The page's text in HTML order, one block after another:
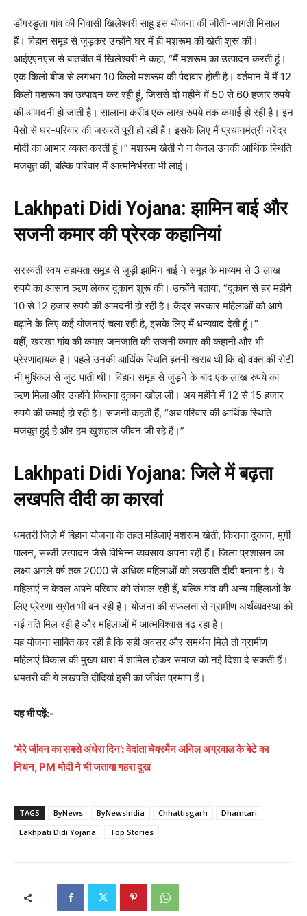
डोंगरडुला गांव की निवासी खिलेश्वरी साहू इस योजना की जीती-जागती मिसाल
हैं। विहान समूह से जुड़कर उन्होंने घर में ही मशरूम की खेती शुरू की।
आईएएनएस से बातचीत में खिलेश्वरी ने कहा, “मैं मशरूम का उत्पादन करती हूं।
एक किलो बीज से लगभग 10 किलो मशरूम की पैदावार होती है। वर्तमान में मैं 12
किलो मशरूम का उत्पादन कर रही हूं, जिससे दो महीने में 50 से 60 हजार रुपये
की आमदनी हो जाती है। सालाना करीब एक लाख रुपये तक कमाई हो रही है। इन
पैसों से घर-परिवार की जरूरतें पूरी हो रही हैं। इसके लिए मैं प्रधानमंत्री नरेंद्र
मोदी का आभार व्यक्त करती हूं।” मशरूम खेती ने न केवल उनकी आर्थिक स्थिति
मजबूत की, बल्कि परिवार में आत्मनिर्भरता भी लाई।
Lakhpati Didi Yojana: झामिन बाई और
सजनी कमार की प्रेरक कहानियां
सरस्वती स्वयं सहायता समूह से जुड़ी झामिन बाई ने समूह के माध्यम से 3 लाख
रुपये का आसान ऋण लेकर दुकान शुरू की। उन्होंने बताया, “दुकान से हर महीने
10 से 12 हजार रुपये की आमदनी हो रही है। केंद्र सरकार महिलाओं को आगे
बढ़ाने के लिए कई योजनाएं चला रही है, इसके लिए मैं धन्यवाद देती हूं।”
वहीं, खरखा गांव की कमार जनजाति की सजनी कमार की कहानी और भी
प्रेरणादायक है। पहले उनकी आर्थिक स्थिति इतनी खराब थी कि दो वक्त की रोटी
भी मुश्किल से जुट पाती थी। विहान समूह से जुड़ने के बाद एक लाख रुपये का
ऋण मिला और उन्होंने किराना दुकान खोल ली। अब महीने में 12 से 15 हजार
रुपये की कमाई हो रही है। सजनी कहती हैं, “अब परिवार की आर्थिक स्थिति
मजबूत हुई है और हम खुशहाल जीवन जी रहे हैं।”
Lakhpati Didi Yojana: जिले में बढ़ता
लखपति दीदी का कारवां
धमतरी जिले में बिहान योजना के तहत महिलाएं मशरूम खेती, किराना दुकान, मुर्गी
पालन, सब्जी उत्पादन जैसे विभिन्न व्यवसाय अपना रही हैं। जिला प्रशासन का
लक्ष्य अगले वर्ष तक 2000 से अधिक महिलाओं को लखपति दीदी बनाना है। ये
महिलाएं न केवल अपने परिवार को संभाल रही हैं, बल्कि गांव की अन्य महिलाओं के
लिए प्रेरणा स्रोत भी बन रही हैं। योजना की सफलता से ग्रामीण अर्थव्यवस्था को
नई गति मिल रही है और महिलाओं में आत्मविश्वास बढ़ रहा है।
यह योजना साबित कर रही है कि सही अवसर और समर्थन मिले तो ग्रामीण
महिलाएं विकास की मुख्य धारा में शामिल होकर समाज को नई दिशा दे सकती हैं।
धमतरी की ये लखपति दीदियां इसी का जीवंत प्रमाण हैं।
यह भी पढ़ें:-
‘मेरे जीवन का सबसे अंधेरा दिन’: वेदांता चेयरमैन अनिल अग्रवाल के बेटे का
निधन, PM मोदी ने भी जताया गहरा दुख
TAGS ByNews ByNewsIndia Chhattisgarh
Dhamtari
Lakhpati Didi Yojana
Top Stories